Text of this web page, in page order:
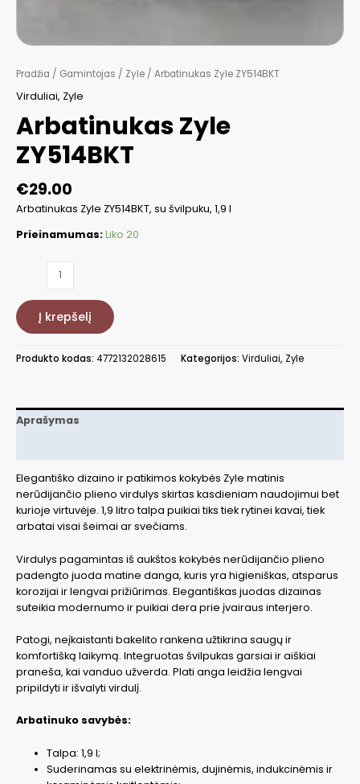
Pradžia / Gamintojas / Zyle / Arbatinukas Zyle ZY514BKT
Virduliai, Zyle
Arbatinukas Zyle
ZY514BKT
€29.00
Arbatinukas Zyle ZY514BKT, su švilpuku, 1,9 l
Prieinamumas:Liko 20
produkto
Arbatinukas
Zyle
ZY514BKT
Į krepšelį
Produkto kodas: 4772132028615 Kategorijos: Virduliai, Zyle
Aprašymas
Elegantiško dizaino ir patikimos kokybės Zyle matinis
nerūdijančio plieno virdulys skirtas kasdieniam naudojimui bet
kurioje virtuvėje. 1,9 litro talpa puikiai tiks tiek rytinei kavai, tiek
arbatai visai šeimai ar svečiams.
Virdulys pagamintas iš aukštos kokybės nerūdijančio plieno
padengto juoda matine danga, kuris yra higieniškas, atsparus
korozijai ir lengvai prižiūrimas. Elegantiškas juodas dizainas
suteikia modernumo ir puikiai dera prie įvairaus interjero.
Patogi, neįkaistanti bakelito rankena užtikrina saugų ir
komfortišką laikymą. Integruotas švilpukas garsiai ir aiškiai
praneša, kai vanduo užverda. Plati anga leidžia lengvai
pripildyti ir išvalyti virdulį.
Arbatinuko savybės:
Talpa: 1,9 l;
Suderinamas su elektrinėmis, dujinėmis, indukcinėmis ir